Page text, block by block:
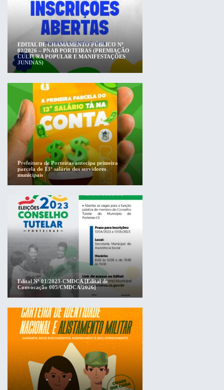
EDITAL DE CHAMAMENTO PÚBLICO Nº
02/2026 – PNAB PORTEIRAS (PREMIAÇÃO
CULTURA POPULAR E MANIFESTAÇÕES
JUNINAS)
Prefeitura de Porteiras antecipa primeira
parcela do 13º salário dos servidores
municipais
Edital Nº 01/2023-CMDCA [Edital de
Convocação 005/CMDCA/2026]